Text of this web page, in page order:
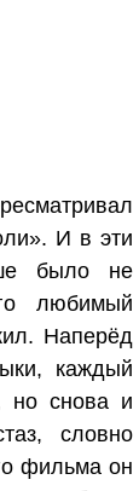
И в эти
было не
любимый
Наперёд
каждый
но снова и
словно
фильма он